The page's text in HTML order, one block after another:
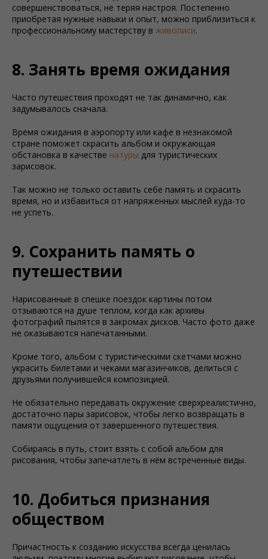
совершенствоваться, не теряя настроя. Постепенно
приобретая нужные навыки и опыт, можно приблизиться к
профессиональному мастерству в живописи.
8. Занять время ожидания
Часто путешествия проходят не так динамично, как
задумывалось сначала.
Время ожидания в аэропорту или кафе в незнакомой
стране поможет скрасить альбом и окружающая
обстановка в качестве натуры для туристических
зарисовок.
Так можно не только оставить себе память и скрасить
время, но и избавиться от напряженных мыслей куда-то
не успеть.
9. Сохранить память о
путешествии
Нарисованные в спешке поездок картины потом
отзываются на душе теплом, когда как архивы
фотографий пылятся в закромах дисков. Часто фото даже
не оказываются напечатанными.
Кроме того, альбом с туристическими скетчами можно
украсить билетами и чеками магазинчиков, делиться с
друзьями получившейся композицией.
Не обязательно передавать окружение сверхреалистично,
достаточно пары зарисовок, чтобы легко возвращать в
памяти ощущения от завершенного путешествия.
Собираясь в путь, стоит взять с собой альбом для
рисования, чтобы запечатлеть в нём встреченные виды.
10. Добиться признания
обществом
Причастность к созданию искусства всегда ценилась